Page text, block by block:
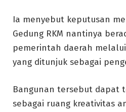
Ia menyebut keputusan
Gedung RKM nantinya
pemerintah daerah
yang ditunjuk sebagai
Bangunan tersebut dapat
sebagai ruang kreativitas